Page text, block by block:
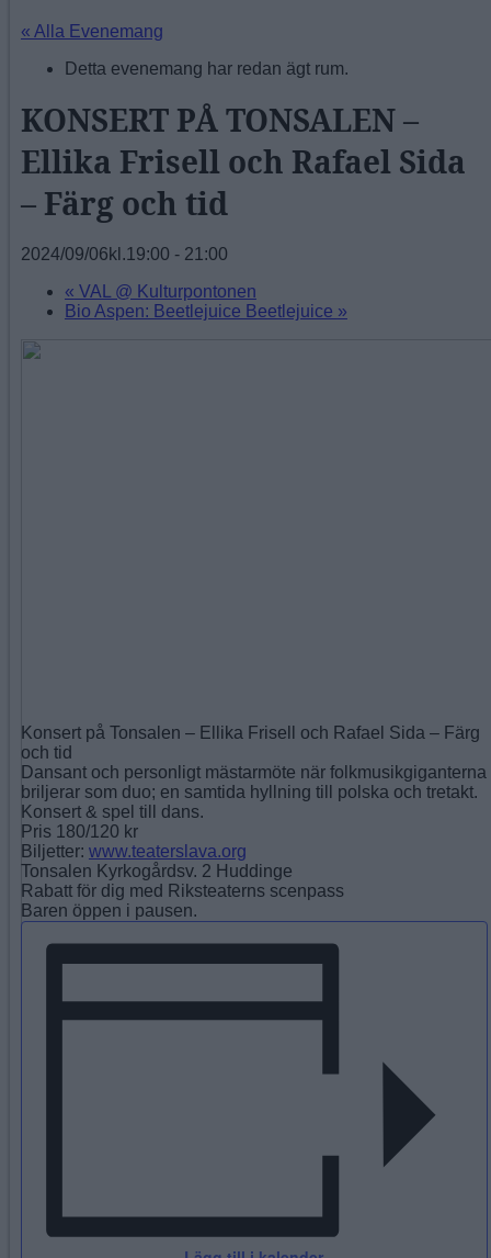
« Alla Evenemang
Detta evenemang har redan ägt rum.
KONSERT PÅ TONSALEN –
Ellika Frisell och Rafael Sida
– Färg och tid
2024/09/06kl.19:00 - 21:00
« VAL @ Kulturpontonen
Bio Aspen: Beetlejuice Beetlejuice »
Konsert på Tonsalen – Ellika Frisell och Rafael Sida – Färg
och tid
Dansant och personligt mästarmöte när folkmusikgiganterna
briljerar som duo; en samtida hyllning till polska och tretakt.
Konsert & spel till dans.
Pris 180/120 kr
Biljetter: www.teaterslava.org
Tonsalen Kyrkogårdsv. 2 Huddinge
Rabatt för dig med Riksteaterns scenpass
Baren öppen i pausen.